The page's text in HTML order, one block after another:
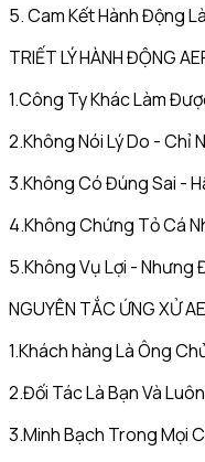
5. Cam Kết Hành Động
TRIẾT LÝ HÀNH ĐỘNG
1.Công Ty Khác Làm
2.Không Nói Lý Do - Chỉ
3.Không Có Đúng Sai -
4.Không Chứng Tỏ Cá
5.Không Vụ Lợi - Nhưng
NGUYÊN TẮC ỨNG XỬ
1.Khách hàng Là Ông
2.Đối Tác Là Bạn Và
3.Minh Bạch Trong Mọi